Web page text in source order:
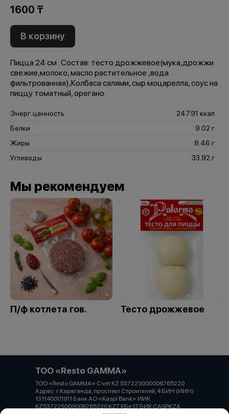
1600 ₸
В корзину
Пицца 24 см . Состав: тесто дрожжевое(мука,дрожжи
свежие,молоко, масло растительное ,вода
фильтрованная),Колбаса салями, сыр моцарелла, соус на
пиццу томатный, орегано.
Энерг. ценность
247.91 ккал
Белки
9.02 г
Жиры
8.46 г
Углеводы
33.92 г
Мы рекомендуем
П/ф котлета гов. Тесто дрожжевое
ТОО «Resto GAMMA»
ТОО «Resto GAMMA» Счет KZ 53722S000006765220
Адрес: г.Караганда, проспект Строителей, 4 БИН (ИИН)
131140001911 Банк АО «Kaspi Bank» ИИК
KZ53722S000006765220 KZT КБе 17 БИК CASPKZA